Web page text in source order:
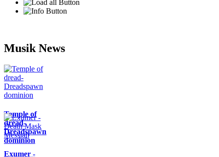
Musik News
Temple of
dread-
Dreadspawn
dominion
Exumer -